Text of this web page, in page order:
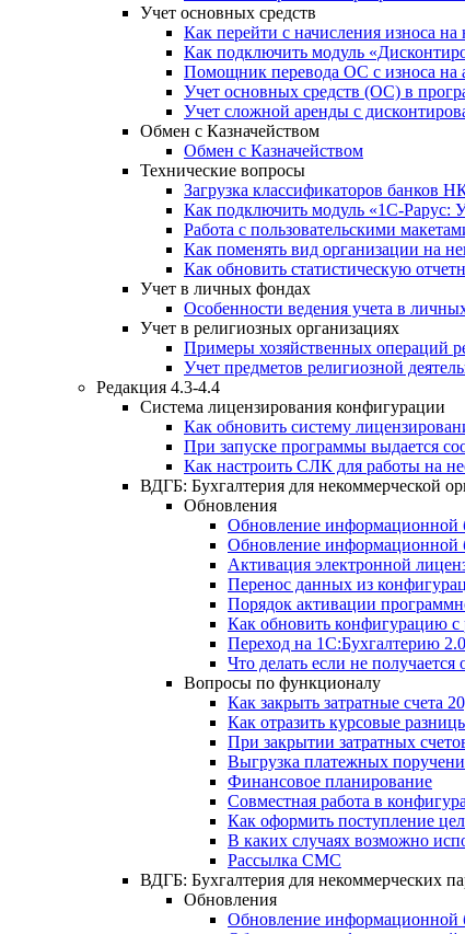
Учет основных средств
Как перейти с начисления износа
Как подключить модуль
Помощник перевода ОС с износа на
Учет основных средств (ОС) в
Учет сложной аренды с
Обмен с Казначейством
Обмен с Казначейством
Технические вопросы
Загрузка классификаторов банков
Как подключить модуль «1С-Рарус:
Работа с пользовательскими
Как поменять вид организации на
Как обновить статистическую
Учет в личных фондах
Особенности ведения учета в
Учет в религиозных организациях
Примеры хозяйственных операций
Учет предметов религиозной
Редакция 4.3-4.4
Система лицензирования конфигурации
Как обновить систему
При запуске программы выдается
Как настроить СЛК для работы на
ВДГБ: Бухгалтерия для некоммерческой
Обновления
Обновление информационной
Обновление информационной
Активация электронной
Перенос данных из
Порядок активации
Как обновить конфигурацию
Переход на 1С:Бухгалтерию 2.0
Что делать если не получается
Вопросы по функционалу
Как закрыть затратные счета
Как отразить курсовые
При закрытии затратных
Выгрузка платежных
Финансовое планирование
Совместная работа в
Как оформить поступление
В каких случаях возможно
Рассылка СМС
ВДГБ: Бухгалтерия для некоммерческих
Обновления
Обновление информационной